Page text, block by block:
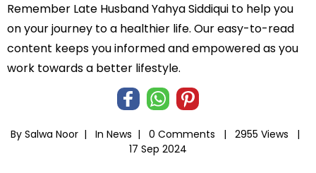
Remember Late Husband Yahya Siddiqui to help you
on your journey to a healthier life. Our easy-to-read
content keeps you informed and empowered as you
work towards a better lifestyle.
By Salwa Noor | In News | 0 Comments |
2955 Views |
17 Sep 2024